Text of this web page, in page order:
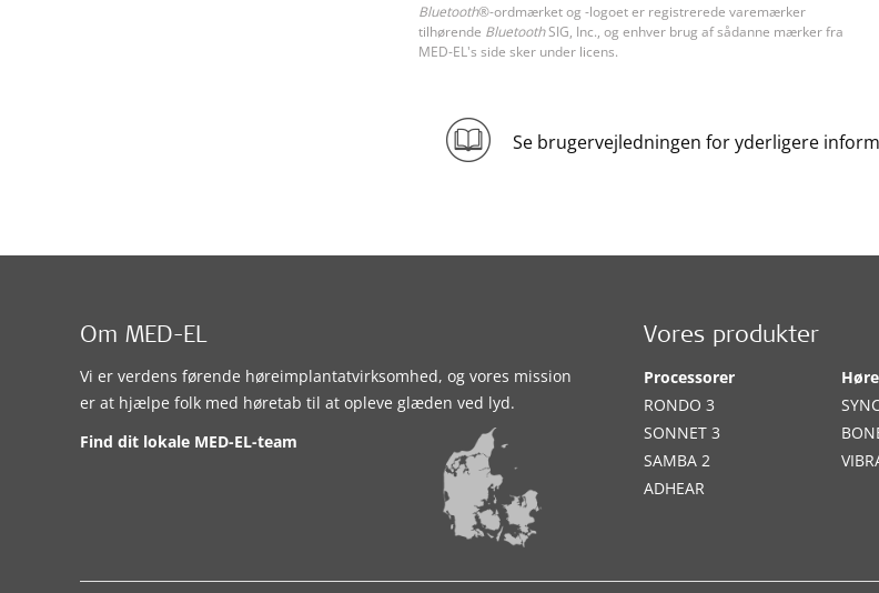
Bluetooth®-ordmærket og -logoet er registrerede varemærker
tilhørende BluetoothSIG, Inc., og enhver brug af sådanne mærker fra
MED-EL's side sker under licens.
Se brugervejledningen for yderligere
Om MED-EL
Vi er verdens førende høreimplantatvirksomhed, og vores mission
er at hjælpe folk med høretab til at opleve glæden ved lyd.
Find dit lokale MED-EL-team
Vores produkter
Processorer
RONDO 3
SONNET 3
SAMBA 2
ADHEAR